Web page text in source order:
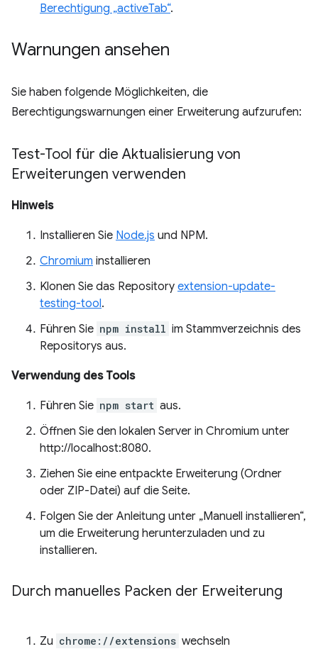
Berechtigung „activeTab“.
Warnungen ansehen
Sie haben folgende Möglichkeiten, die
Berechtigungswarnungen einer Erweiterung aufzurufen:
Test-Tool für die Aktualisierung von
Erweiterungen verwenden
Hinweis
Installieren Sie Node.js und NPM.
Chromium installieren
Klonen Sie das Repository extension-update-
testing-tool.
Führen Sie npm install im Stammverzeichnis des
Repositorys aus.
Verwendung des Tools
Führen Sie npm start aus.
Öffnen Sie den lokalen Server in Chromium unter
http://localhost:8080.
Ziehen Sie eine entpackte Erweiterung (Ordner
oder ZIP-Datei) auf die Seite.
Folgen Sie der Anleitung unter „Manuell installieren“,
um die Erweiterung herunterzuladen und zu
installieren.
Durch manuelles Packen der Erweiterung
Zu chrome://extensions wechseln